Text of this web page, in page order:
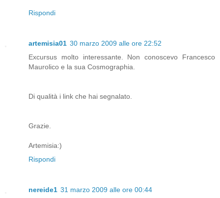
Rispondi
artemisia01 30 marzo 2009 alle ore 22:52
Excursus molto interessante. Non conoscevo Francesco
Maurolico e la sua Cosmographia.
Di qualità i link che hai segnalato.
Grazie.
Artemisia:)
Rispondi
nereide1 31 marzo 2009 alle ore 00:44